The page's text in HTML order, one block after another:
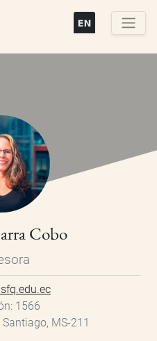
Cobo
1566
MS-211